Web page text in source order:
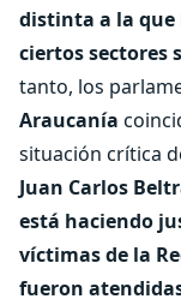
distinta a la que
ciertos sectores
tanto, los
Araucanía
situación crítica
Juan Carlos
está haciendo
víctimas de la
fueron